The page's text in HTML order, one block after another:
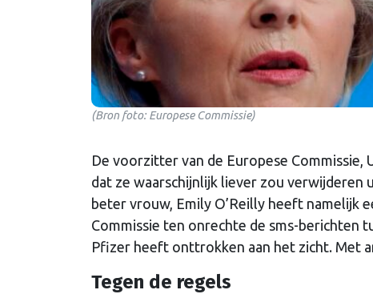
(Bron foto: Europese Commissie)
De voorzitter van de Europese Commissie,
dat ze waarschijnlijk liever zou verwijderen
beter vrouw, Emily O’Reilly heeft namelijk
Commissie ten onrechte de sms-berichten
Pfizer heeft onttrokken aan het zicht. Met
Tegen de regels